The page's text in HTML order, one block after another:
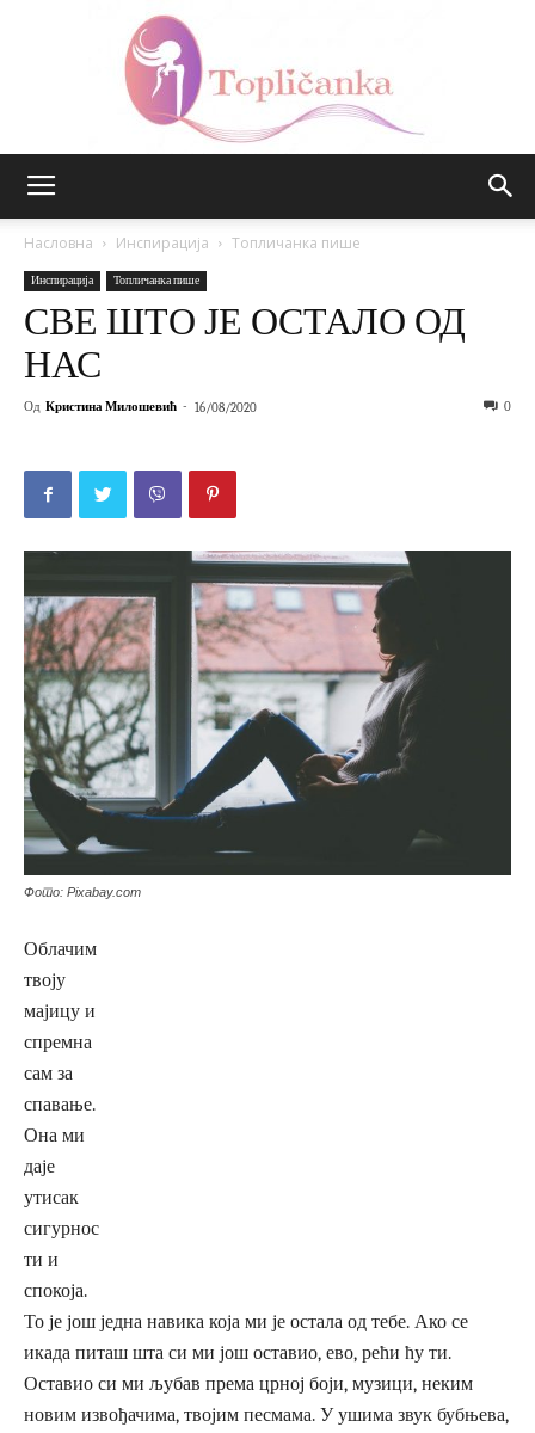
Насловна Инспирација Топличанка пише
Инспирација Топличанка пише
СВЕ ШТО ЈЕ ОСТАЛО ОД
НАС
Од Кристина Милошевић - 16/08/2020 0
Фото: Pixabay.com
Облачим
твоју
мајицу и
спремна
сам за
спавање.
Она ми
даје
утисак
сигурнос
ти и
спокоја.
То је још једна навика која ми је остала од тебе. Ако се
икада питаш шта си ми још оставио, ево, рећи ћу ти.
Оставио си ми љубав према црној боји, музици, неким
новим извођачима, твојим песмама. У ушима звук бубњева,